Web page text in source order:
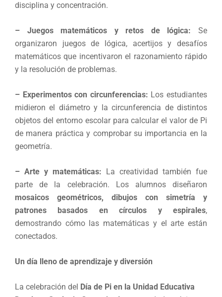
disciplina y concentración.
– Juegos matemáticos y retos de lógica: Se
organizaron juegos de lógica, acertijos y desafíos
matemáticos que incentivaron el razonamiento rápido
y la resolución de problemas.
– Experimentos con circunferencias: Los estudiantes
midieron el diámetro y la circunferencia de distintos
objetos del entorno escolar para calcular el valor de Pi
de manera práctica y comprobar su importancia en la
geometría.
– Arte y matemáticas: La creatividad también fue
parte de la celebración. Los alumnos diseñaron
mosaicos geométricos, dibujos con simetría y
patrones basados en círculos y espirales,
demostrando cómo las matemáticas y el arte están
conectados.
Un día lleno de aprendizaje y diversión
La celebración del Día de Pi en la Unidad Educativa